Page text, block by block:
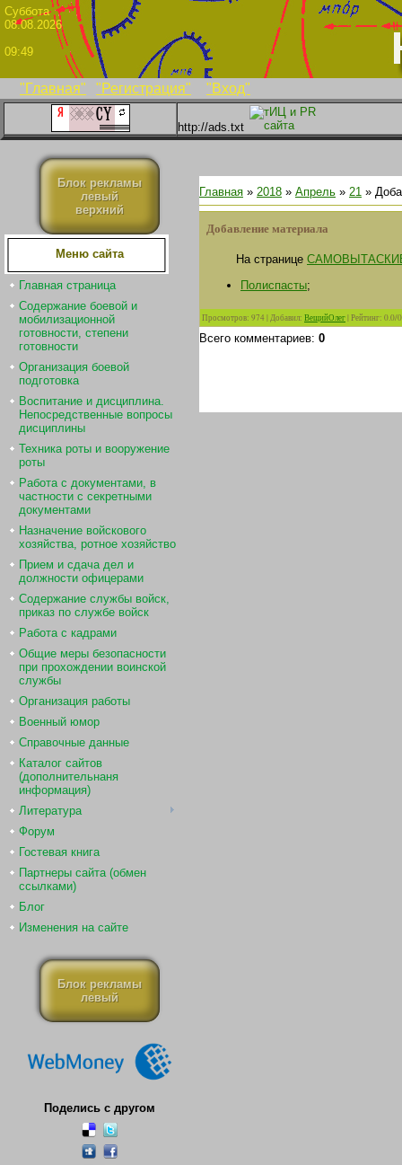
"Главная" "Регистрация" "Вход"
08.08.2026
09:49
http://ads.txt
Блок рекламы
левый
верхний
Меню сайта
Главная страница
Содержание боевой и
мобилизационной
готовности, степени
готовности
Организация боевой
подготовка
Воспитание и дисциплина.
Непосредственные вопросы
дисциплины
Техника роты и вооружение
роты
Работа с документами, в
частности с секретными
документами
Назначение войскового
хозяйства, ротное хозяйство
Прием и сдача дел и
должности офицерами
Содержание службы войск,
приказ по службе войск
Работа с кадрами
Общие меры безопасности
при прохождении воинской
службы
Организация работы
Военный юмор
Справочные данные
Каталог сайтов
(дополнительнаня
информация)
Литература
Форум
Гостевая книга
Партнеры сайта (обмен
ссылками)
Блог
Изменения на сайте
Блок рекламы
левый
Поделись с другом
Главная » 2018 » Апрель » 21 »
Добавление материала
На странице
Полиспасты;
Просмотров: 974|Добавил: ВещийОлег|Рейтинг: 0.0/0
Всего комментариев: 0